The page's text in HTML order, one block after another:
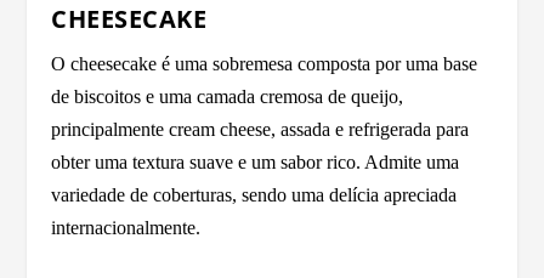
CHEESECAKE
O cheesecake é uma sobremesa composta por uma base
de biscoitos e uma camada cremosa de queijo,
principalmente cream cheese, assada e refrigerada para
obter uma textura suave e um sabor rico. Admite uma
variedade de coberturas, sendo uma delícia apreciada
internacionalmente.